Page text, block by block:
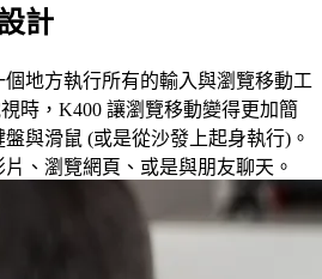
計
地方執行所有的輸入與瀏覽移動工
時，K400 讓瀏覽移動變得更加簡
與滑鼠 (或是從沙發上起身執行)。
、瀏覽網頁、或是與朋友聊天。